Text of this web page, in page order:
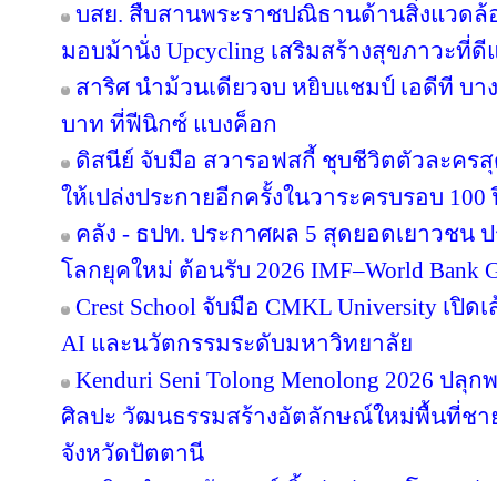
บสย. สืบสานพระราชปณิธานด้านสิ่งแวดล้
มอบม้านั่ง Upcycling เสริมสร้างสุขภาวะที่ดี
สาริศ นำม้วนเดียวจบ หยิบแชมป์ เอดีที บา
บาท ที่ฟีนิกซ์ แบงค็อก
ดิสนีย์ จับมือ สวารอฟสกี้ ชุบชีวิตตัวละคร
ให้เปล่งประกายอีกครั้งในวาระครบรอบ 100
คลัง - ธปท. ประกาศผล 5 สุดยอดเยาวชน
โลกยุคใหม่ ต้อนรับ 2026 IMF–World Bank
Crest School จับมือ CMKL University เปิ
AI และนวัตกรรมระดับมหาวิทยาลัย
Kenduri Seni Tolong Menolong 2026 ปลุ
ศิลปะ วัฒนธรรมสร้างอัตลักษณ์ใหม่พื้นที่ชา
จังหวัดปัตตานี